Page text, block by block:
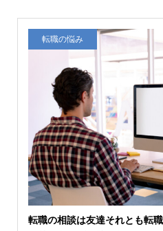
転職の悩み
転職の相談は友達それとも転